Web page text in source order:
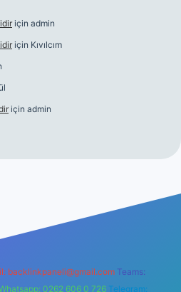
için admin
için Kıvılcım
için admin
backlinkpaneli@gmail.com Teams:
0262 606 0 726 Telegram: